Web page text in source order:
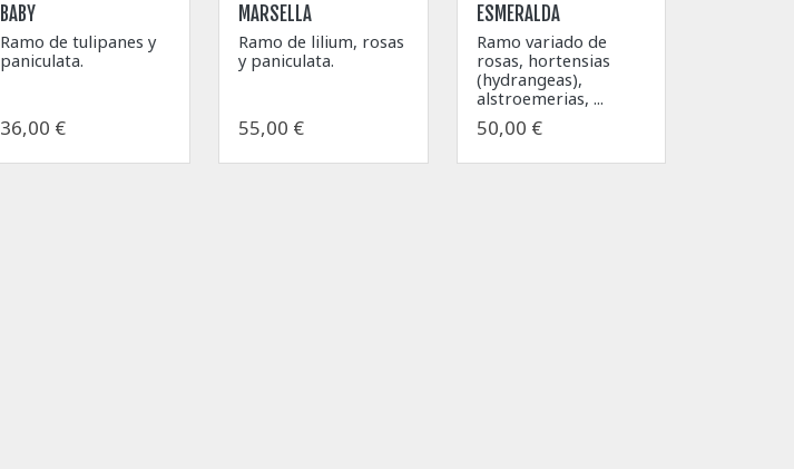
BABY
Ramo de tulipanes y
paniculata.
36,00 €
MARSELLA
Ramo de lilium, rosas
y paniculata.
55,00 €
ESMERALDA
Ramo variado de
rosas, hortensias
(hydrangeas),
alstroemerias, ...
50,00 €